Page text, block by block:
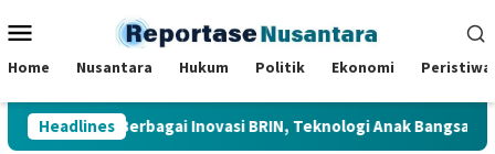
ke
Mobile
Home Nusantara Hukum Politik Ekonomi Peristiwa
Headlines
Tinjau Berbagai Inovasi BRIN, Teknologi Anak Bangsa